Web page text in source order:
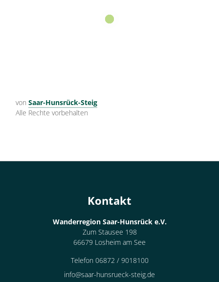
von Saar-Hunsrück-Steig
Alle Rechte vorbehalten
Kontakt
Wanderregion Saar-Hunsrück e.V.
Zum Stausee 198
66679 Losheim am See
Telefon 06872 / 9018100
info@saar-hunsrueck-steig.de